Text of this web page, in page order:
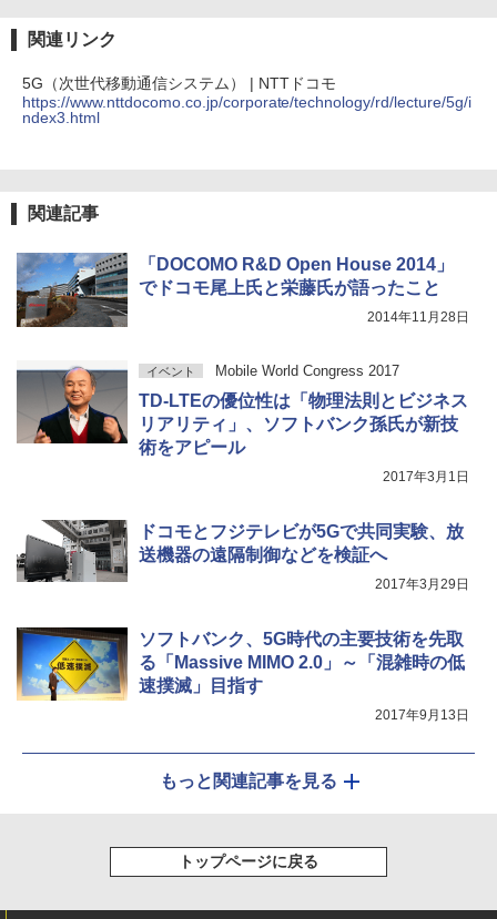
関連リンク
5G（次世代移動通信システム） | NTTドコモ
https://www.nttdocomo.co.jp/corporate/technology/rd/lecture/5g/i
ndex3.html
関連記事
「DOCOMO R&D Open House 2014」
でドコモ尾上氏と栄藤氏が語ったこと
2014年11月28日
イベント Mobile World Congress 2017
TD-LTEの優位性は「物理法則とビジネス
リアリティ」、ソフトバンク孫氏が新技
術をアピール
2017年3月1日
ドコモとフジテレビが5Gで共同実験、放
送機器の遠隔制御などを検証へ
2017年3月29日
ソフトバンク、5G時代の主要技術を先取
る「Massive MIMO 2.0」～「混雑時の低
速撲滅」目指す
2017年9月13日
もっと関連記事を見る
トップページに戻る